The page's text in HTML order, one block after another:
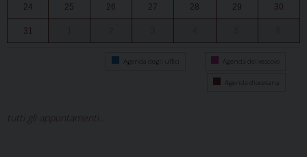
24 25 26 27 28 29 30
31
Agenda degli uffici Agenda del vescovo
Agenda diocesana
tutti gli appuntamenti...